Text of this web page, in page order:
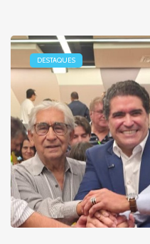
DESTAQUES